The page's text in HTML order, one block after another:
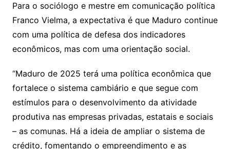
Para o sociólogo e mestre em comunicação política
Franco Vielma, a expectativa é que Maduro continue
com uma política de defesa dos indicadores
econômicos, mas com uma orientação social.
“Maduro de 2025 terá uma política econômica que
fortalece o sistema cambiário e que segue com
estímulos para o desenvolvimento da atividade
produtiva nas empresas privadas, estatais e sociais
– as comunas. Há a ideia de ampliar o sistema de
crédito, fomentando o empreendimento e as